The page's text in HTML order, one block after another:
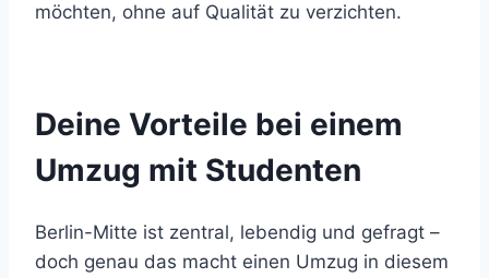
möchten, ohne auf Qualität zu verzichten.
Deine Vorteile bei einem
Umzug mit Studenten
Berlin-Mitte ist zentral, lebendig und gefragt –
doch genau das macht einen Umzug in diesem